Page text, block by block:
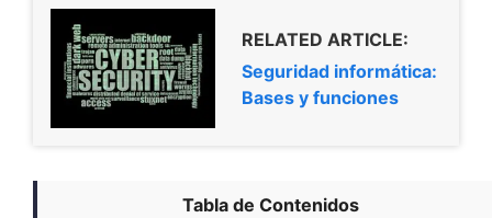
RELATED ARTICLE:
Seguridad informática:
Bases y funciones
Tabla de Contenidos